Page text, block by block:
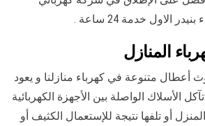
الاول خدمة 24 ساعة .
المنازل
أعطال متنوعة في كهرباء منازلنا و يعود
الأسلاك الواصلة بين الأجهزة الكهربائية
أو تلفها نتيجة للإستعمال الكثيف أو